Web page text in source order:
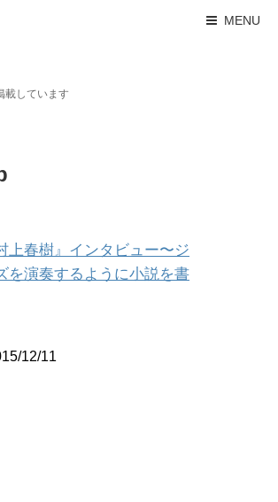
MENU
載しています
上春樹』インタビュー〜ジ
を演奏するように小説を書
12/11